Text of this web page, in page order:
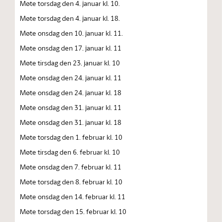
Møte torsdag den 4. januar kl. 10.
Møte torsdag den 4. januar kl. 18.
Møte onsdag den 10. januar kl. 11.
Møte onsdag den 17. januar kl. 11
Møte tirsdag den 23. januar kl. 10
Møte onsdag den 24. januar kl. 11
Møte onsdag den 24. januar kl. 18
Møte onsdag den 31. januar kl. 11
Møte onsdag den 31. januar kl. 18
Møte torsdag den 1. februar kl. 10
Møte tirsdag den 6. februar kl. 10
Møte onsdag den 7. februar kl. 11
Møte torsdag den 8. februar kl. 10
Møte onsdag den 14. februar kl. 11
Møte torsdag den 15. februar kl. 10